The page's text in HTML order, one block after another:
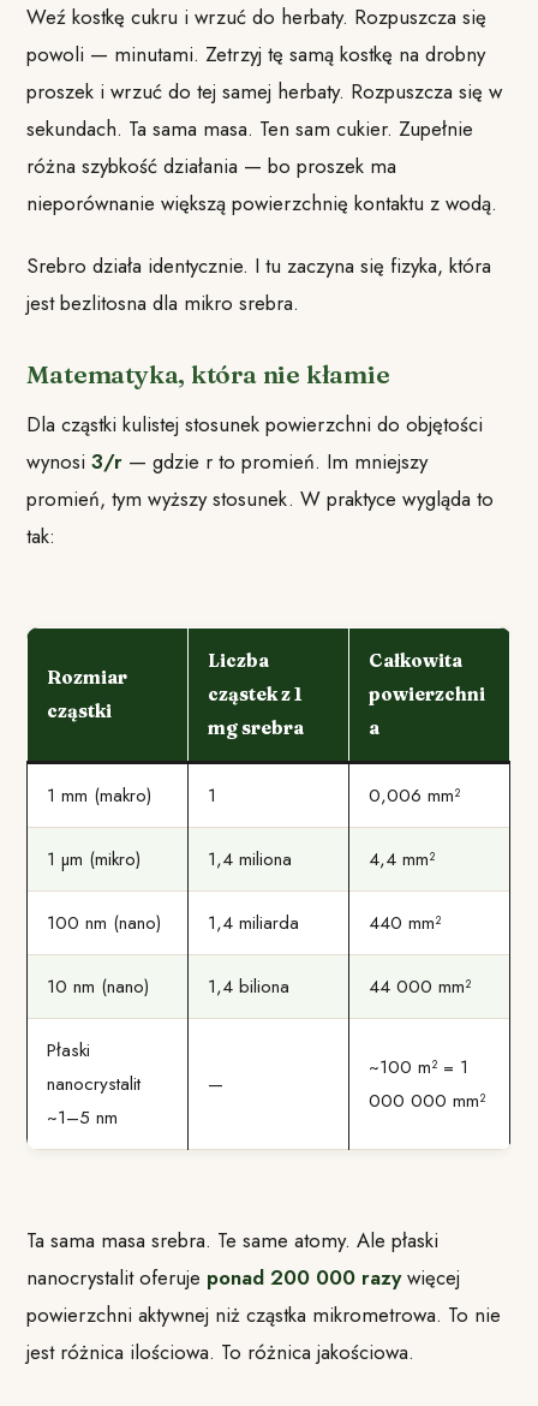
Weź kostkę cukru i wrzuć do herbaty. Rozpuszcza się
powoli — minutami. Zetrzyj tę samą kostkę na drobny
proszek i wrzuć do tej samej herbaty. Rozpuszcza się w
sekundach. Ta sama masa. Ten sam cukier. Zupełnie
różna szybkość działania — bo proszek ma
nieporównanie większą powierzchnię kontaktu z wodą.
Srebro działa identycznie. I tu zaczyna się fizyka, która
jest bezlitosna dla mikro srebra.
Matematyka, która nie kłamie
Dla cząstki kulistej stosunek powierzchni do objętości
wynosi3/r — gdzie r to promień. Im mniejszy
promień, tym wyższy stosunek. W praktyce wygląda to
tak:
Rozmiar
cząstki
Liczba
cząstek z 1
mg srebra
Całkowita
powierzchni
a
1 mm (makro) 1 0,006 mm²
1 µm (mikro) 1,4 miliona 4,4 mm²
100 nm (nano) 1,4 miliarda 440 mm²
10 nm (nano) 1,4 biliona 44 000 mm²
Płaski
nanocrystalit
~1–5 nm
—
~100 m² = 1
000 000 mm²
Ta sama masa srebra. Te same atomy. Ale płaski
nanocrystalit oferuje ponad 200 000 razywięcej
powierzchni aktywnej niż cząstka mikrometrowa. To nie
jest różnica ilościowa. To różnica jakościowa.